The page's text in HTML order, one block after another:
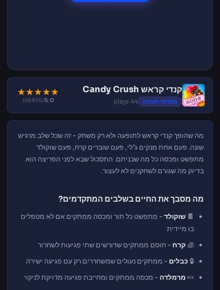
קנדי קראש Candy Crush
משחקי חשיבה 44 plays
★
★
★
★
★
5.0
/5
(458)
מה שהופך קנדי קראש לתופעה ולא רק משחק - זה שכל שלב מרגיש
שונה. פעם אחת מנקים ג'לי, פעם שוברים קרח, פעם שוקולד
מתפשט ומכסה כל מה שבניתם. התסכול שבא לפני הפריצה הוא
בדיוק מה שגורם לשחקנים לא לעצור.
מה מסבך את החיים בשלבים המתקדמים?
🍫 שוקולד - מתפשט כל תור ומכסה ממתקים אם לא מטפלים
בו מיידית
🧊 קרח - חוסם ממתקים שדורשים שתי פגיעות לשחרור
🔒 כבלים - ממתקים נעולים שמשחררים רק עם פגיעה ישירה
🍬 מרמלדה - מכסה ממתקים ומחייבת פגיעה מדויקת לניקוי